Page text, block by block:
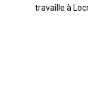
travaille à